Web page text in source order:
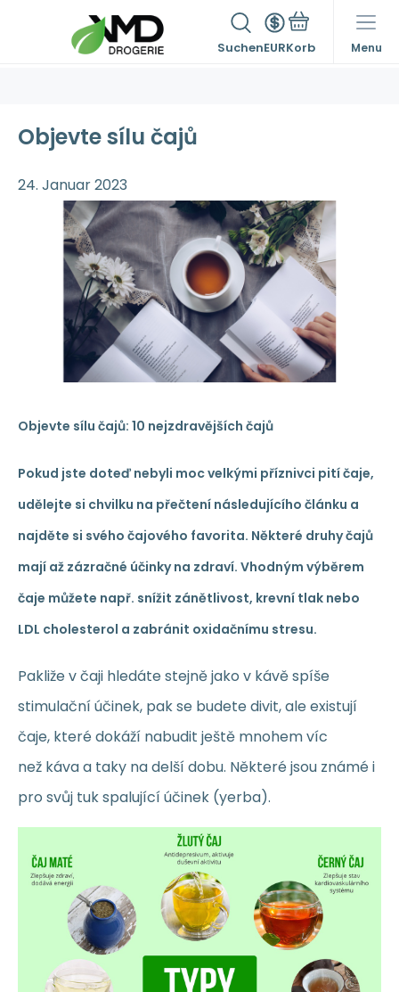
SuchenEUR Menu
Objevte sílu čajů
24. Januar 2023
Objevte sílu čajů: 10 nejzdravějších čajů
Pokud jste doteď nebyli moc velkými příznivci pití čaje,
udělejte si chvilku na přečtení následujícího článku a
najděte si svého čajového favorita. Některé druhy čajů
mají až zázračné účinky na zdraví. Vhodným výběrem
čaje můžete např. snížit zánětlivost, krevní tlak nebo
LDL cholesterol a zabránit oxidačnímu stresu.
Pakliže v čaji hledáte stejně jako v kávě spíše
stimulační účinek, pak se budete divit, ale existují
čaje, které dokáží nabudit ještě mnohem víc
než káva a taky na delší dobu. Některé jsou známé i
pro svůj tuk spalující účinek (yerba).